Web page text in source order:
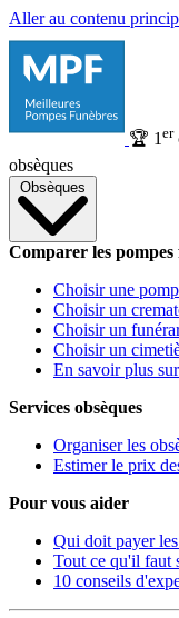
Aller au contenu
🏆 1 er
obsèques
Obsèques
Comparer les pompes
Choisir une
Choisir un
Choisir un
Choisir un
En savoir plus
Services obsèques
Organiser les
Estimer le prix
Pour vous aider
Qui doit payer
Tout ce qu'il faut
10 conseils